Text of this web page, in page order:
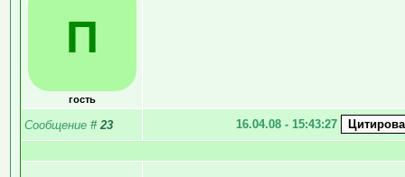
П
гость
Сообщение # 23 16.04.08 - 15:43:27